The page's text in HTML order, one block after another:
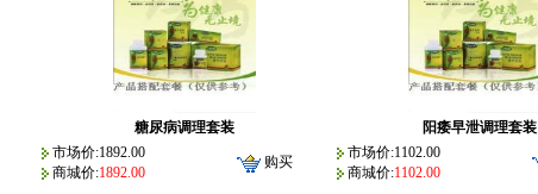
糖尿病调理套装
市场价:1892.00
购买
商城价:1892.00
阳痿早泄调理套装
市场价:1102.00
商城价:1102.00